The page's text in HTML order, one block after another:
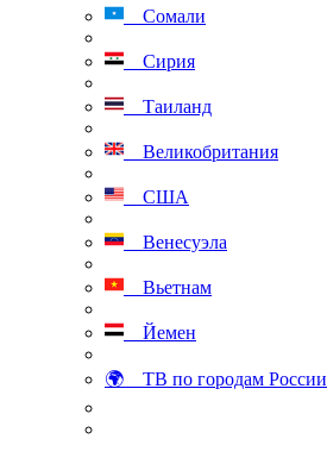
Сомали
Сирия
Таиланд
Великобритания
США
Венесуэла
Вьетнам
Йемен
🌍 ТВ по городам России